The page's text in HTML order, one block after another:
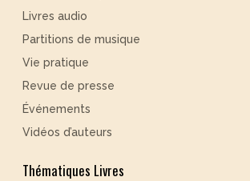
Livres audio
Partitions de musique
Vie pratique
Revue de presse
Événements
Vidéos d’auteurs
Thématiques Livres